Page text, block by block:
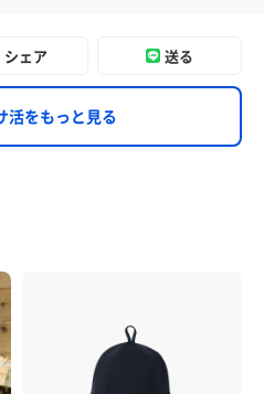
シェア 送る
活をもっと見る